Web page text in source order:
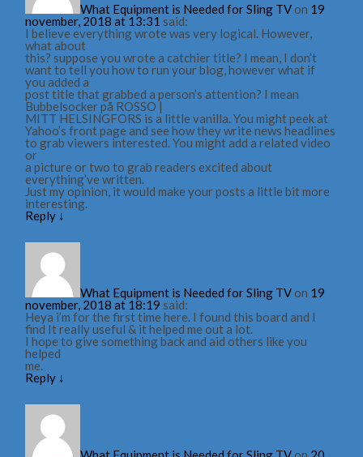
What Equipment is Needed for Sling TVon 19
november, 2018 at 13:31 said:
I believe everything wrote was very logical. However,
what about
this? suppose you wrote a catchier title? I mean, I don’t
want to tell you how to run your blog, however what if
you added a
post title that grabbed a person’s attention? I mean
Bubbelsocker på ROSSO |
MITT HELSINGFORS is a little vanilla. You might peek at
Yahoo’s front page and see how they write news headlines
to grab viewers interested. You might add a related video
or
a picture or two to grab readers excited about
everything’ve written.
Just my opinion, it would make your posts a little bit more
interesting.
Reply ↓
What Equipment is Needed for Sling TVon 19
november, 2018 at 18:19 said:
Heya i’m for the first time here. I found this board and I
find It really useful & it helped me out a lot.
I hope to give something back and aid others like you
helped
me.
Reply ↓